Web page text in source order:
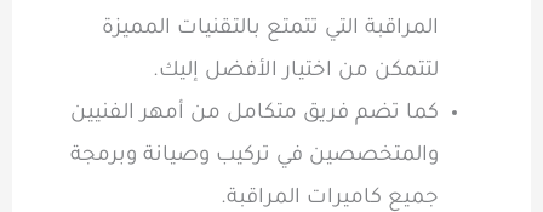
المراقبة التي تتمتع بالتقنيات المميزة
لتتمكن من اختيار الأفضل إليك.
كما تضم فريق متكامل من أمهر الفنيين
والمتخصصين في تركيب وصيانة وبرمجة
جميع كاميرات المراقبة.